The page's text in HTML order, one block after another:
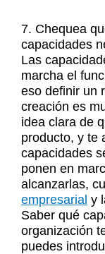
7. Chequea
capacidades
Las
marcha el
eso definir un
creación es
idea clara de
producto, y te
capacidades
ponen en
alcanzarlas,
empresarial y
Saber qué
organización
puedes